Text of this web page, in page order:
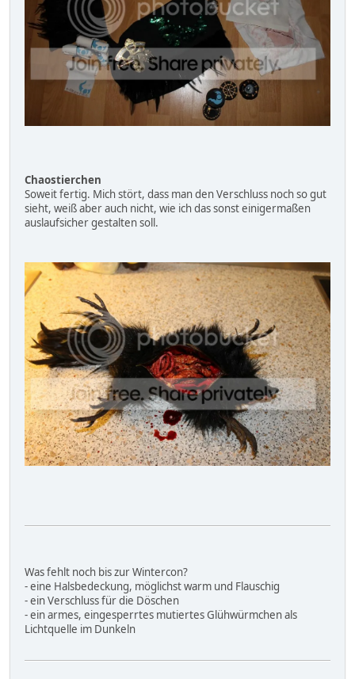
Chaostierchen
Soweit fertig. Mich stört, dass man den Verschluss noch so gut
sieht, weiß aber auch nicht, wie ich das sonst einigermaßen
auslaufsicher gestalten soll.
Was fehlt noch bis zur Wintercon?
- eine Halsbedeckung, möglichst warm und Flauschig
- ein Verschluss für die Döschen
- ein armes, eingesperrtes mutiertes Glühwürmchen als
Lichtquelle im Dunkeln